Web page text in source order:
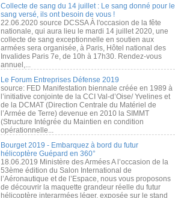
Collecte de sang du 14 juillet : Le sang donné pour le
sang versé, ils ont besoin de vous !
22.06.2020 source DCSSA À l'occasion de la fête
nationale, qui aura lieu le mardi 14 juillet 2020, une
collecte de sang exceptionnelle en soutien aux
armées sera organisée, à Paris, Hôtel national des
Invalides Paris 7e, de 10h à 17h30. Rendez-vous
annuel,...
Le Forum Entreprises Défense 2019
source: FED Manifestation biennale créée en 1989 à
l’initiative conjointe de la CCI Val-d’Oise/ Yvelines et
de la DCMAT (Direction Centrale du Matériel de
l’Armée de Terre) devenue en 2010 la SIMMT
(Structure Intégrée du Maintien en condition
opérationnelle...
Bourget 2019 - Embarquez à bord du futur
hélicoptère Guépard en 360°
18.06.2019 Ministère des Armées A l’occasion de la
53ème édition du Salon International de
l’Aéronautique et de l’Espace, nous vous proposons
de découvrir la maquette grandeur réelle du futur
hélicoptère interarmées léger, exposée sur le stand